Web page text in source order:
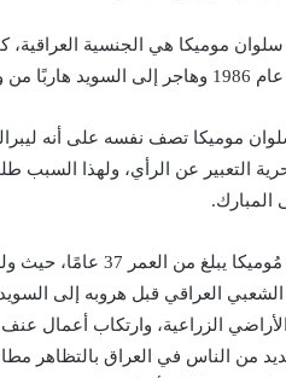
موميكا هي الجنسية
في العراق قبل عدة سنوات.
موميكا تصف نفسه على أنه
حرية التعبير عن الرأي، ولهذا
المبارك.
العراقي قبل هروبه إلى
الزراعية، وارتكاب أعمال
من الناس في العراق بالتظاهر